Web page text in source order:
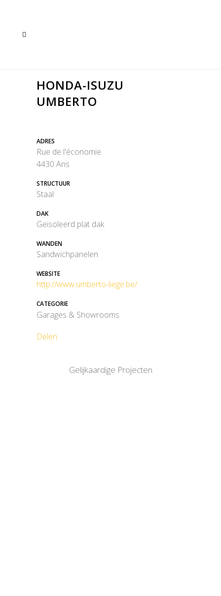
HONDA-ISUZU
UMBERTO
ADRES
Rue de l'économie
4430 Ans
STRUCTUUR
Staal
DAK
Geïsoleerd plat dak
WANDEN
Sandwichpanelen
WEBSITE
http://www.umberto-liege.be/
CATEGORIE
Garages & Showrooms
Delen
Gelijkaardige Projecten